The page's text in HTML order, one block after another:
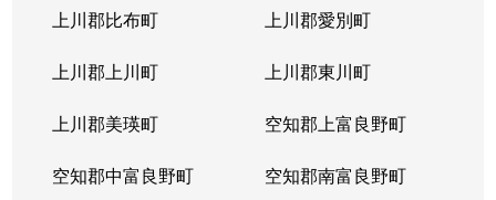
上川郡比布町 上川郡愛別町
上川郡上川町 上川郡東川町
上川郡美瑛町 空知郡上富良野町
空知郡中富良野町 空知郡南富良野町